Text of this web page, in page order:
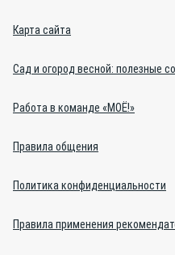
Карта сайта
Сад и огород весной: полезные
Работа в команде «МОЁ!»
Правила общения
Политика конфиденциальности
Правила применения